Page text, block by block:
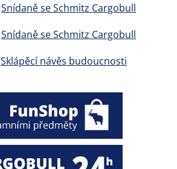
Snídaně se Schmitz Cargobull
Snídaně se Schmitz Cargobull
Sklápěcí návěs budoucnosti